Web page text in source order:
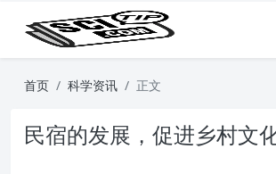
首页 科学资讯 正文
民宿​的发展，促进乡村文